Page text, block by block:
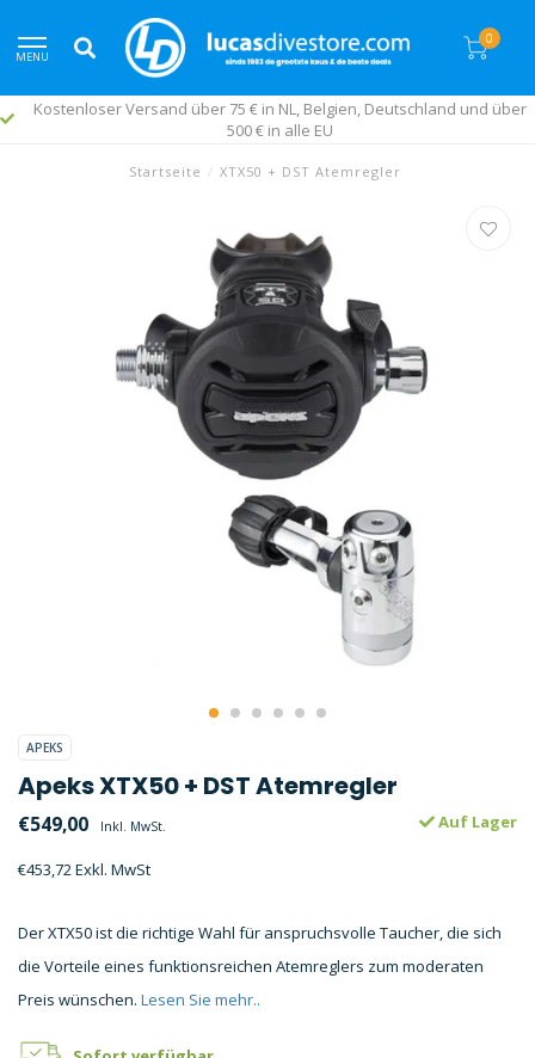
MENU
0
Kostenloser Versand über 75 € in NL, Belgien, Deutschland und über
500 € in alle EU
Startseite / XTX50 + DST Atemregler
APEKS
Apeks XTX50 + DST Atemregler
€549,00 Inkl. MwSt.
€453,72 Exkl. MwSt
Auf Lager
Der XTX50 ist die richtige Wahl für anspruchsvolle Taucher, die sich
die Vorteile eines funktionsreichen Atemreglers zum moderaten
Preis wünschen. Lesen Sie mehr..